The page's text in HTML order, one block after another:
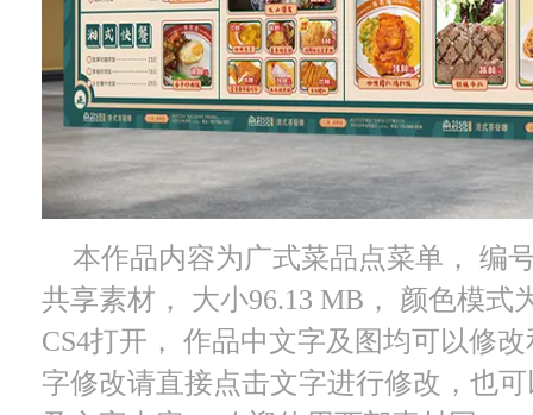
本作品内容为广式菜品点菜单， 编
共享素材， 大小96.13 MB， 颜色模式
CS4打开， 作品中文字及图均可以修
字修改请直接点击文字进行修改，也